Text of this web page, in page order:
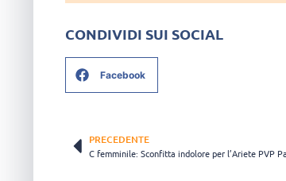
CONDIVIDI SUI SOCIAL
Facebook
PRECEDENTE